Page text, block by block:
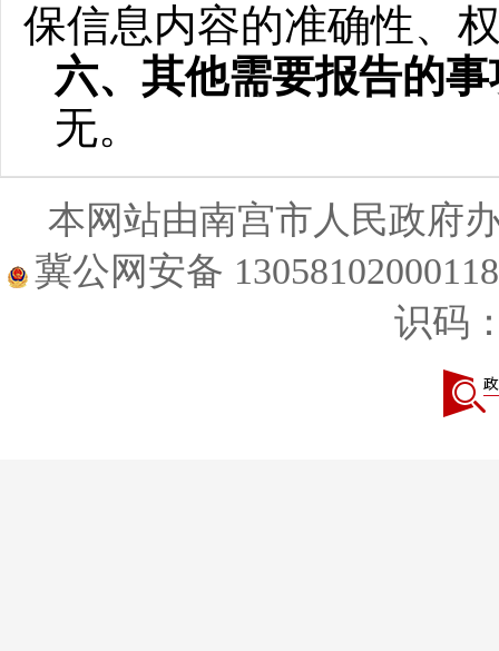
保信息内容的准确性、
六、其他需要报告的事
无。
本网站由南宫市人民政
冀公网安备
识码